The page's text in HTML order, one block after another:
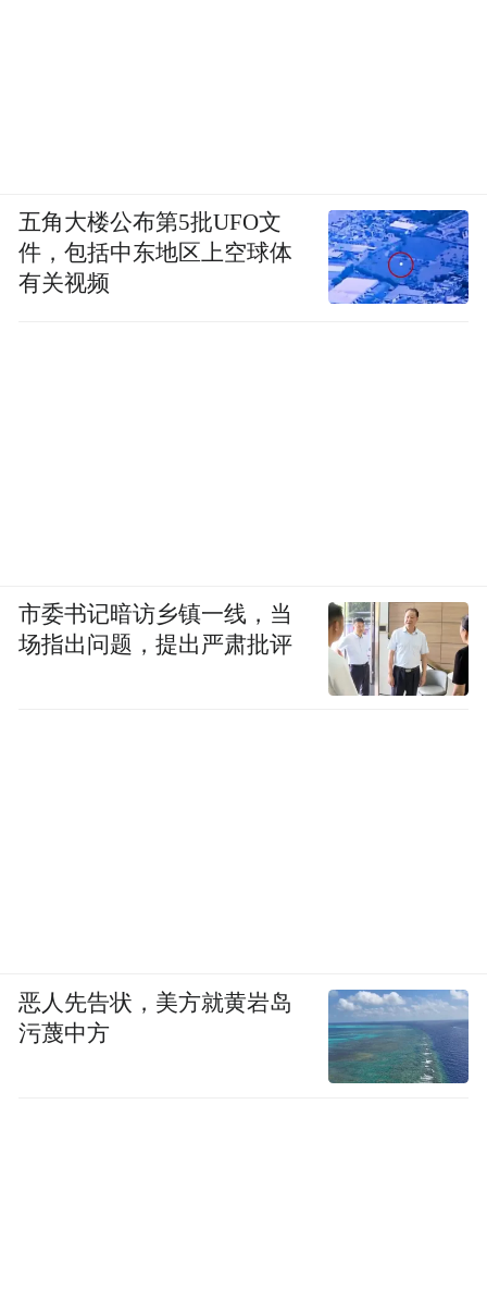
五角大楼公布第5批UFO文
件，包括中东地区上空球体
有关视频
市委书记暗访乡镇一线，当
场指出问题，提出严肃批评
恶人先告状，美方就黄岩岛
污蔑中方